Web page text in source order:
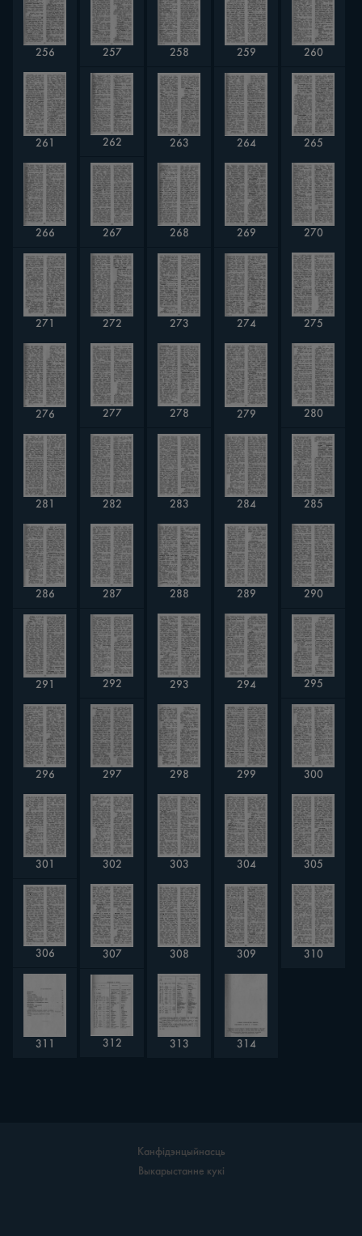
256 257 258 259 260
261 262 263 264 265
266 267 268 269 270
271 272 273 274 275
276 277 278 279 280
281 282 283 284 285
286 287 288 289 290
291 292 293 294 295
296 297 298 299 300
301 302 303 304 305
306 307 308 309 310
311 312 313 314
Канфідэнцыйнасць
Выкарыстанне кукі